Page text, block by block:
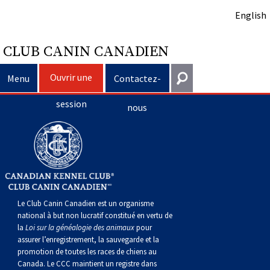
English
CLUB CANIN CANADIEN
Menu Ouvrir une
session
Contactez-
nous
Sélection d’un chien
Puppy List
Décision d’acheter un chien
Le choix d’une race
Tous les chiens
Trouver un éleveur responsable
Éducation du chien
Propriété responsable
Programme Bon voisin canin du CCC
Je veux faire tester mon chien
Éducation
Assurance vétérinaire
Clubs
Création d'un club
Ressources pour les clubs
Élevage
Standards de race du CCC
Événements
Général
information@ckc.ca
416-675-5511
Sans frais 1-855-364-7252
5397 Eglinton Avenue W.
Bureau 101
Etobicoke (Ontario)
Connexion
J'ai oublié mon nom d'utilisateur
J'ai oublié mon mot de passe
Le Club Canin Canadien est un organisme
national à but non lucratif constitué en vertu de
la Loi sur la généalogie des animauxpour
assurer l’enregistrement, la sauvegarde et la
promotion de toutes les races de chiens au
Canada. Le CCC maintient un registre dans